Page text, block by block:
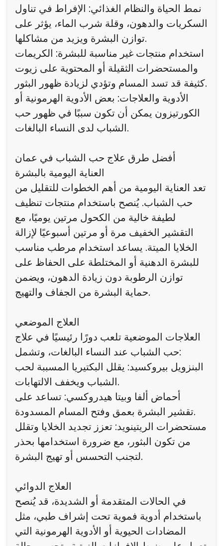
نمط الحياة والنظام الغذائي: الإفراط في تناول
السكريات والدهون، وقلة شرب الماء، يؤثر على
توازن البشرة ويزيد من مشاكلها.
استخدام منتجات غير مناسبة للبشرة: الكريمات
والمستحضرات الثقيلة أو المحتوية على زيوت
كثيفة قد تسد المسام وتؤدي لزيادة ظهور البثور.
الأدوية والعلاجات: بعض الأدوية الهرمونية أو
الكورتيزون يمكن أن تكون سببًا في ظهور حب
الشباب لدى النساء البالغات.
أفضل طرق علاج حب الشباب في عمان
العناية اليومية بالبشرة
تعد العناية اليومية من أهم الخطوات للتقليل من
حب الشباب. يُنصح باستخدام منتجات تنظيف
لطيفة خالية من الكحول مرتين يوميًا، مع
التقشير الخفيف مرة أو مرتين أسبوعيًا لإزالة
الخلايا الميتة. يساعد استخدام مرطب مناسب
للبشرة الدهنية أو المختلطة على الحفاظ على
توازن الرطوبة دون زيادة الدهون، ويضمن
حماية البشرة من الجفاف والتهيج.
العلاج الموضعي
العلاجات الموضعية تلعب دورًا رئيسيًا في علاج
حب الشباب عند النساء البالغات، وتشمل:
البنزويل بيروكسيد: يقلل البكتيريا المسببة لحب
الشباب ويخفف الالتهابات.
أحماض ألفا وبيتا هيدروكسي: تساعد على
تقشير البشرة بعمق وفتح المسام المسدودة.
مستحضرات الريتينويد: تعزز تجديد الخلايا وتقلل
من تكون البثور، مع ضرورة استخدامها بحذر
لتجنب التحسس أو تهيج البشرة.
العلاج الدوائي
في الحالات المتقدمة أو الشديدة، قد يُنصح
باستخدام أدوية فموية تحت إشراف طبي، مثل
المضادات الحيوية أو الأدوية الهرمونية التي